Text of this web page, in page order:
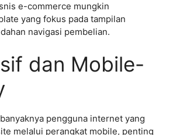
e-commerce mungkin
yang fokus pada tampilan
navigasi pembelian.
dan Mobile-
pengguna internet yang
melalui perangkat mobile, penting